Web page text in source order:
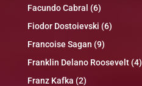
Facundo Cabral (6)
Fiodor Dostoievski (6)
Francoise Sagan (9)
Franklin Delano Roosevelt(4)
Franz Kafka (2)